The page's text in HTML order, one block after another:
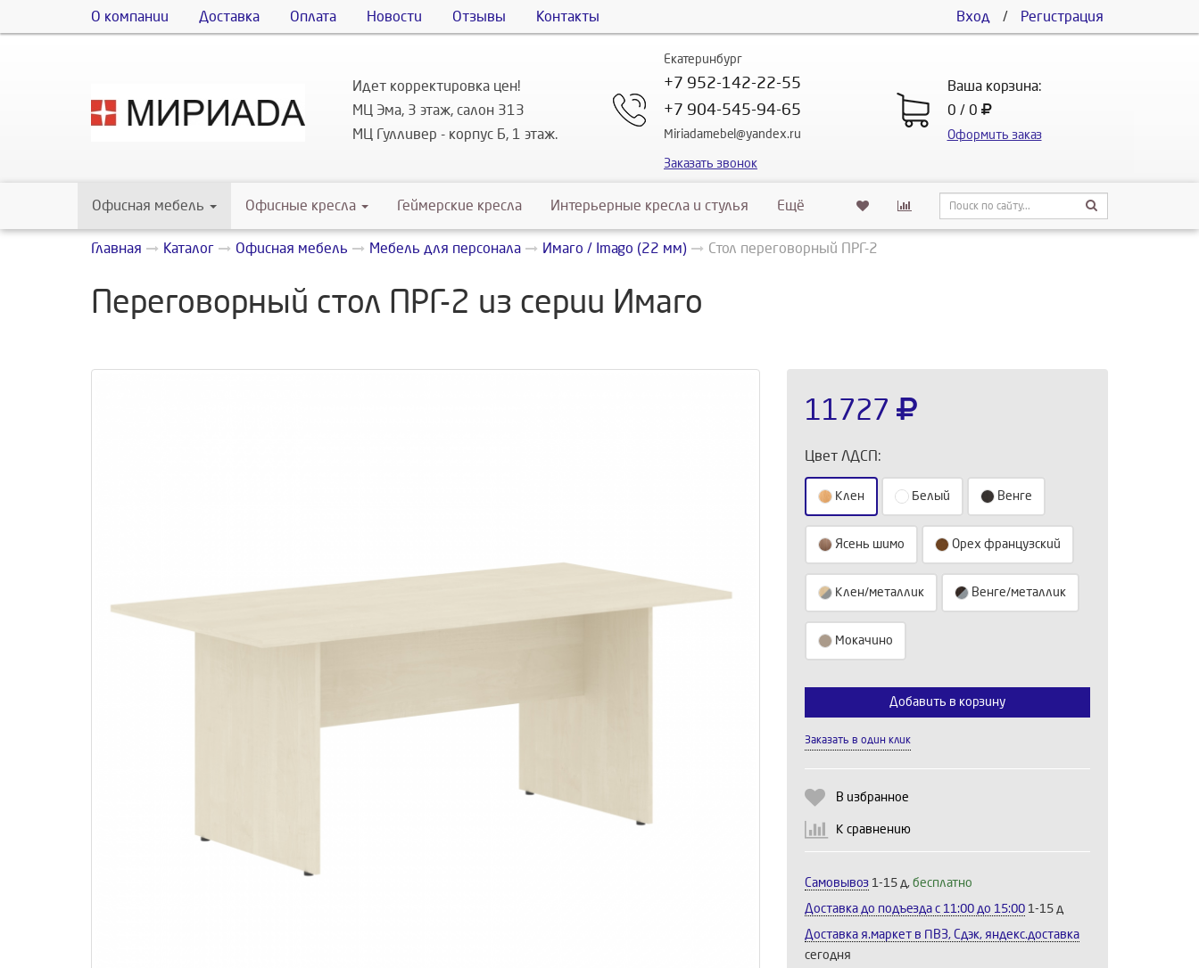
О компании Доставка Оплата Новости Отзывы Контакты Вход / Регистрация
Идет корректировка цен!
МЦ Эма, 3 этаж, салон 313
МЦ Гулливер - корпус Б, 1 этаж.
Екатеринбург
+7 952-142-22-55
+7 904-545-94-65
Miriadamebel@yandex.ru
Заказать звонок
Ваша корзина:
0 / 0
Оформить заказ
Офисная мебель Офисные кресла Геймерские кресла Интерьерные кресла и стулья Ещё
Главная Каталог Офисная мебель Мебель для персонала Имаго / Imago (22 мм) Стол переговорный ПРГ-2
Переговорный стол ПРГ-2 из серии Имаго
11727
Цвет ЛДСП:
Клен Белый Венге
Ясень шимо Орех французский
Клен/металлик Венге/металлик
Мокачино
Выберите количество:
Продолжить
Добавить в корзину
Заказать в один клик
В избранное
К сравнению
Самовывоз 1-15 д, бесплатно
Доставка до подъезда c 11:00 до 15:00 1-15 д
Доставка я.маркет в ПВЗ, Сдэк, яндекс.доставка
сегодня